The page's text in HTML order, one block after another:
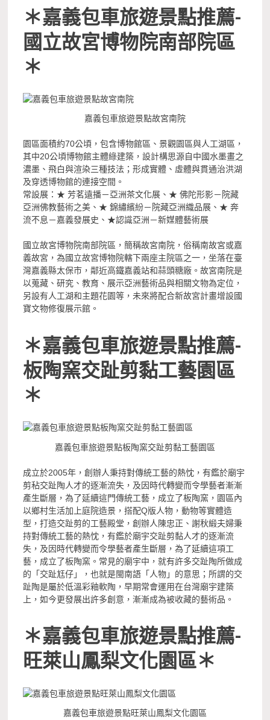
＊嘉義包車旅遊景點推薦-
國立故宮博物院南部院區
＊
嘉義包車旅遊景點故宮南院
園區面積約70公頃，包含博物館區、景觀園區與人工湖區，
其中20公頃博物館主體綠建築，設計構思源自中國水墨畫之
濃墨、飛白與渲染三種技法；形成實體、虛體與貫通治洪湖
及穿透博物館的連接空間。
常設展：★ 芳茗遠播－亞洲茶文化展、★ 佛陀形影－院藏
亞洲佛教藝術之美、★ 錦繡繽紛－院藏亞洲織品展、★ 奔
流不息－嘉義發展史、★認識亞洲－新媒體藝術展
國立故宮博物院南部院區，簡稱故宮南院，俗稱南故宮或嘉
義故宮，為國立故宮博物院轄下兩座主院區之一，坐落在臺
灣嘉義縣太保市，鄰近高鐵嘉義站和蒜頭糖廠。故宮南院是
以蒐藏、研究、教育、展示亞洲藝術品與相關文物為定位，
另設有人工湖和主題花園等，未來將配合新故宮計畫增設國
寶文物修復展示館。
＊嘉義包車旅遊景點推薦-
板陶窯交趾剪黏工藝園區
＊
嘉義包車旅遊景點板陶窯交趾剪黏工藝園區
成立於2005年，創辦人秉持對傳統工藝的熱忱，有鑑於廟宇
剪秥交趾陶人才的逐漸流失，及因時代轉變而令學藝者漸漸
產生斷層，為了延續這門傳統工藝，成立了板陶窯，園區內
以鄉村生活加上庭院造景，搭配Q版人物，動物等實體造
型，打造交趾剪的工藝殿堂，創辦人陳忠正、謝秋緞夫婦秉
持對傳統工藝的熱忱，有鑑於廟宇交趾剪黏人才的逐漸流
失，及因時代轉變而令學藝者產生斷層，為了延續這項工
藝，成立了板陶窯。常見的廟宇中，就有許多交趾陶所做成
的「交趾尪仔」，也就是閩南語「人物」的意思；所謂的交
趾陶是屬於低溫彩釉軟陶，早期常會運用在台灣廟宇建築
上，如今更發展出許多創意，漸漸成為被收藏的藝術品。
＊嘉義包車旅遊景點推薦-
旺萊山鳳梨文化園區＊
嘉義包車旅遊景點旺萊山鳳梨文化園區